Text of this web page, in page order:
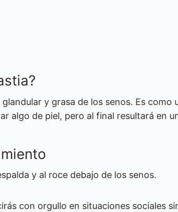
y grasa de los senos. Es como
algo de piel, pero al final resultará en
y al roce debajo de los senos.
con orgullo en situaciones sociales